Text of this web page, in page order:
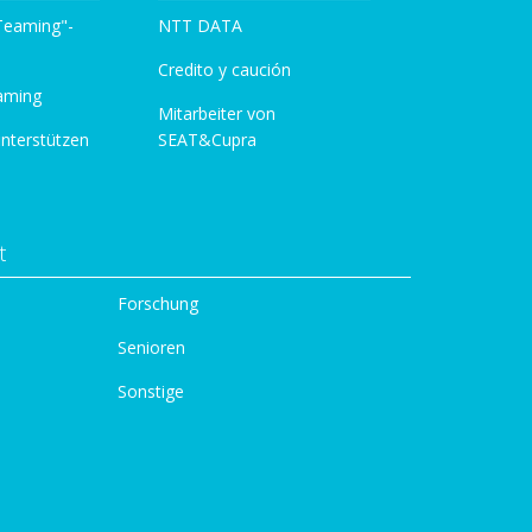
NTT DATA
Credito y caución
Mitarbeiter von
SEAT&Cupra
Forschung
Senioren
Sonstige